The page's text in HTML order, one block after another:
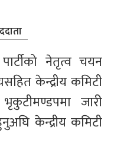
नेतृत्व चयन
केन्द्रीय कमिटी
जारी
केन्द्रीय कमिटी